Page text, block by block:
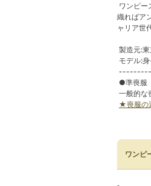
ワンピー
織ればア
ャリア世
製造元:
モデル:
●準喪服
一般的な
★喪服の
ワンピ